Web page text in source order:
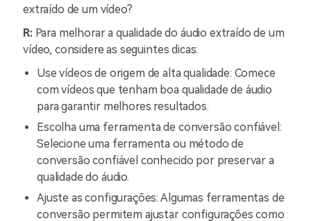
extraído de um vídeo?
R: Para melhorar a qualidade do áudio extraído de um
vídeo, considere as seguintes dicas:
Use vídeos de origem de alta qualidade: Comece
com vídeos que tenham boa qualidade de áudio
para garantir melhores resultados.
Escolha uma ferramenta de conversão confiável:
Selecione uma ferramenta ou método de
conversão confiável conhecido por preservar a
qualidade do áudio.
Ajuste as configurações: Algumas ferramentas de
conversão permitem ajustar configurações como